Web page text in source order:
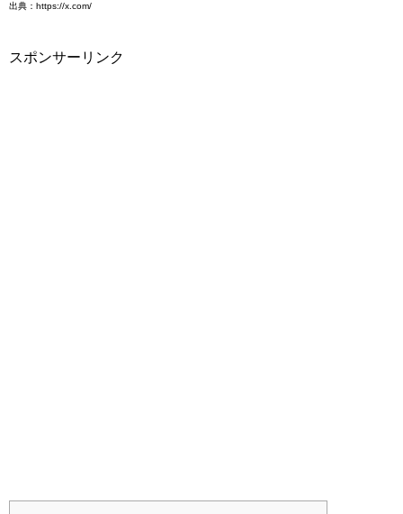
出典：https://x.com/
スポンサーリンク